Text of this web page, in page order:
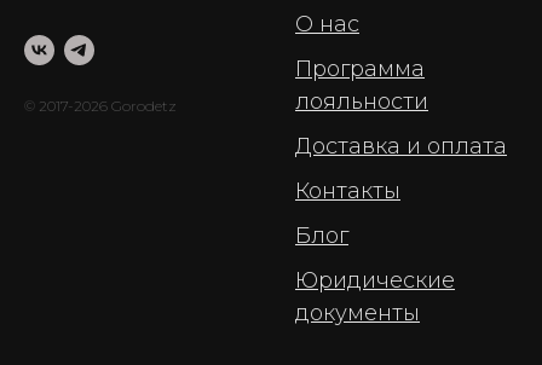
© 2017-2026 Gorodetz
О нас
Программа
лояльности
Доставка и оплата
Контакты
Блог
Юридические
документы